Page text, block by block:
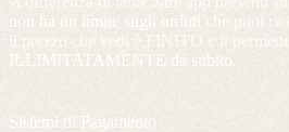
non ha un limite sugli ordini
che puoi
il prezzo che vedi è FINITO e ti
ILLIMITATAMENTE da subito
Sistemi di Pagamento